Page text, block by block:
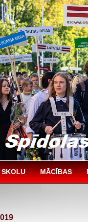
SKOLU MĀCĪBAS